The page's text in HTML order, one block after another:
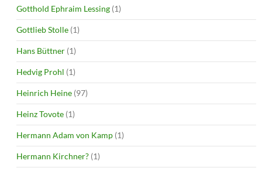
Gotthold Ephraim Lessing (1)
Gottlieb Stolle (1)
Hans Büttner (1)
Hedvig Prohl (1)
Heinrich Heine (97)
Heinz Tovote (1)
Hermann Adam von Kamp (1)
Hermann Kirchner? (1)